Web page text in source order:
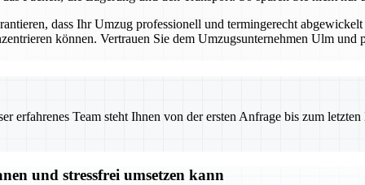
dass Ihr Umzug professionell und termingerecht
können. Vertrauen Sie dem Umzugsunternehmen Ulm
erfahrenes Team steht Ihnen von der ersten Anfrage bis zum
und stressfrei umsetzen kann